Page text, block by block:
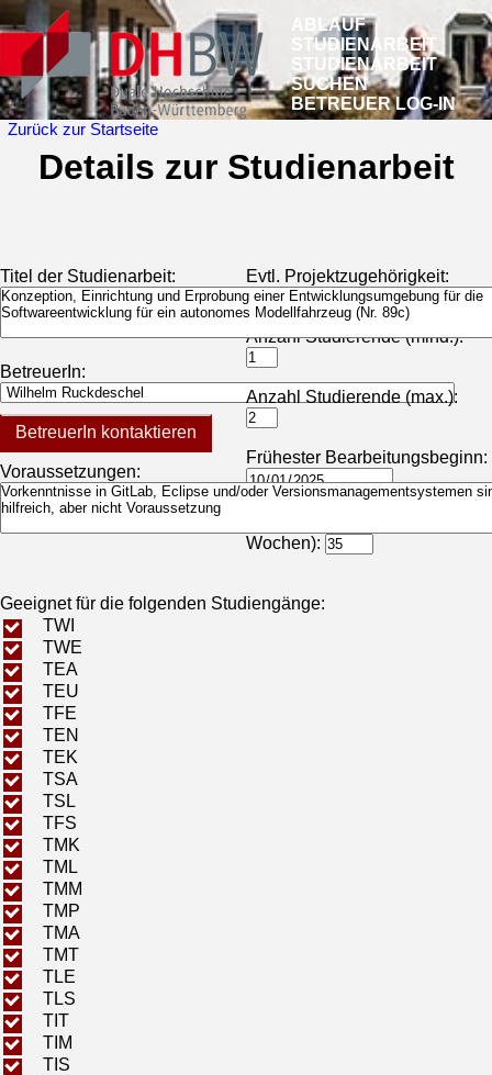
ABLAUF
STUDIENARBEIT
STUDIENARBEIT
SUCHEN
BETREUER LOG-IN
Zurück zur Startseite
Details zur Studienarbeit
Titel der Studienarbeit:
BetreuerIn:
BetreuerIn kontaktieren
Voraussetzungen:
Evtl. Projektzugehörigkeit:
Anzahl Studierende (mind.):
Anzahl Studierende (max.):
Frühester Bearbeitungsbeginn:
Wochen):
Geeignet für die folgenden Studiengänge:
TWI
TWE
TEA
TEU
TFE
TEN
TEK
TSA
TSL
TFS
TMK
TML
TMM
TMP
TMA
TMT
TLE
TLS
TIT
TIM
TIS